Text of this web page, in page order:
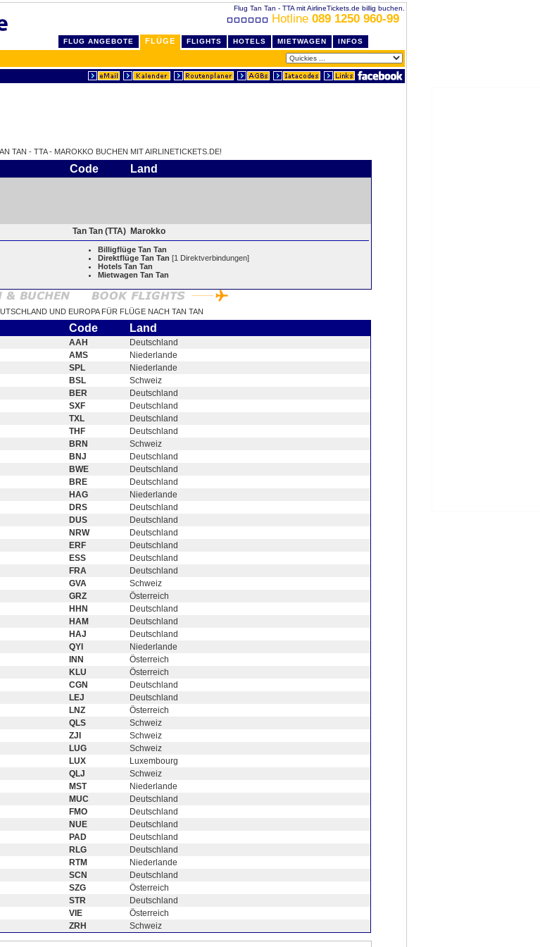
Flug Tan Tan - TTA mit AirlineTickets.de billig buchen.
Hotline 089 1250 960-99
FLUG ANGEBOTE FLÜGE FLIGHTS HOTELS MIETWAGEN INFOS
TAN - TTA - MAROKKO BUCHEN MIT AIRLINETICKETS.DE!
Code Land
Tan Tan (TTA) Marokko
Billigflüge Tan Tan
Direktflüge Tan Tan [1 Direktverbindungen]
Hotels Tan Tan
Mietwagen Tan Tan
UND EUROPA FÜR FLÜGE NACH TAN TAN
Code Land
AAH
Deutschland
AMS
Niederlande
SPL
Niederlande
BSL
Schweiz
BER
Deutschland
SXF
Deutschland
TXL
Deutschland
THF
Deutschland
BRN
Schweiz
BNJ
Deutschland
BWE
Deutschland
BRE
Deutschland
HAG
Niederlande
DRS
Deutschland
DUS
Deutschland
NRW
Deutschland
ERF
Deutschland
ESS
Deutschland
FRA
Deutschland
GVA
Schweiz
GRZ
Österreich
HHN
Deutschland
HAM
Deutschland
HAJ
Deutschland
QYI
Niederlande
INN
Österreich
KLU
Österreich
CGN
Deutschland
LEJ
Deutschland
LNZ
Österreich
QLS
Schweiz
ZJI
Schweiz
LUG
Schweiz
LUX
Luxembourg
QLJ
Schweiz
MST
Niederlande
MUC
Deutschland
FMO
Deutschland
NUE
Deutschland
PAD
Deutschland
RLG
Deutschland
RTM
Niederlande
SCN
Deutschland
SZG
Österreich
STR
Deutschland
VIE
Österreich
ZRH Schweiz